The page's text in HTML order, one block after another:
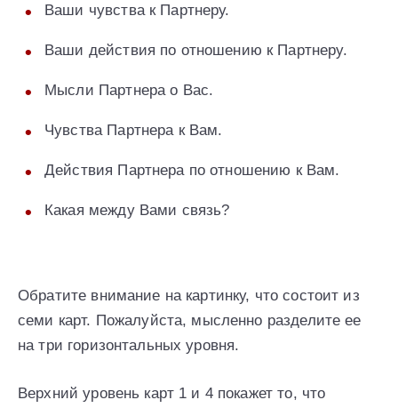
Ваши чувства к Партнеру.
Ваши действия по отношению к Партнеру.
Мысли Партнера о Вас.
Чувства Партнера к Вам.
Действия Партнера по отношению к Вам.
Какая между Вами связь?
Обратите внимание на картинку, что состоит из
семи карт. Пожалуйста, мысленно разделите ее
на три горизонтальных уровня.
Верхний уровень карт 1 и 4 покажет то, что